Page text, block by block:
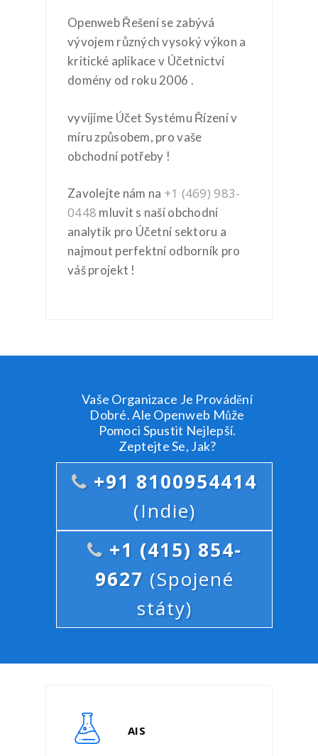
Openweb Řešení se zabývá
vývojem různých vysoký výkon a
kritické aplikace v Účetnictví
domény od roku 2006 .
vyvíjíme Účet Systému Řízení v
míru způsobem, pro vaše
obchodní potřeby !
Zavolejte nám na +1 (469) 983-
0448 mluvit s naší obchodní
analytik pro Účetní sektoru a
najmout perfektní odborník pro
váš projekt !
Vaše Organizace Je Provádění
Dobré. Ale Openweb Může
Pomoci Spustit Nejlepší.
Zeptejte Se, Jak?
+91 8100954414
(Indie)
+1 (415) 854-
9627 (Spojené
státy)
AIS